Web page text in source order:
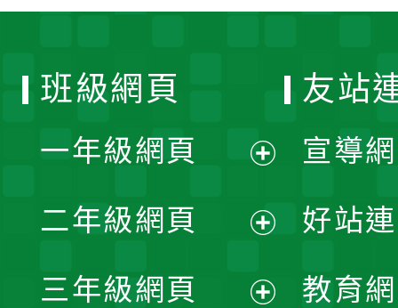
班級網頁
一年級網頁
開
選
二年級網頁
三年級網頁
友站
宣導
好站
教育